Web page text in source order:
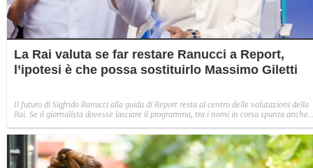
La Rai valuta se far restare Ranucci a Report,
l’ipotesi è che possa sostituirlo Massimo Giletti
Il futuro di Sigfrido Ranucci alla guida di Report resta al centro delle valutazioni della
Rai. Se il giornalista dovesse lasciare il programma, tra i nomi in corsa spunta anche